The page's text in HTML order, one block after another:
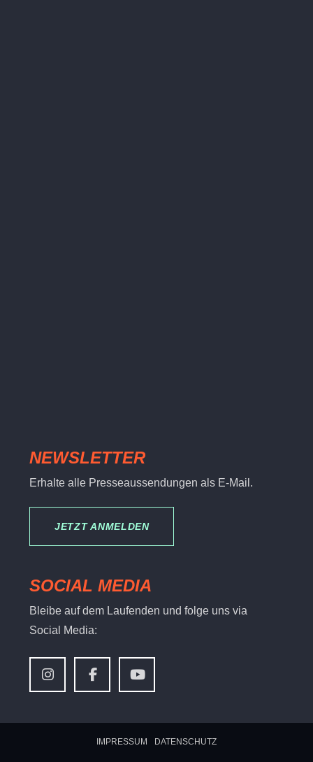
NEWSLETTER
Erhalte alle Presseaussendungen als E-Mail.
JETZT ANMELDEN
SOCIAL MEDIA
Bleibe auf dem Laufenden und folge uns via
Social Media:
IMPRESSUM DATENSCHUTZ